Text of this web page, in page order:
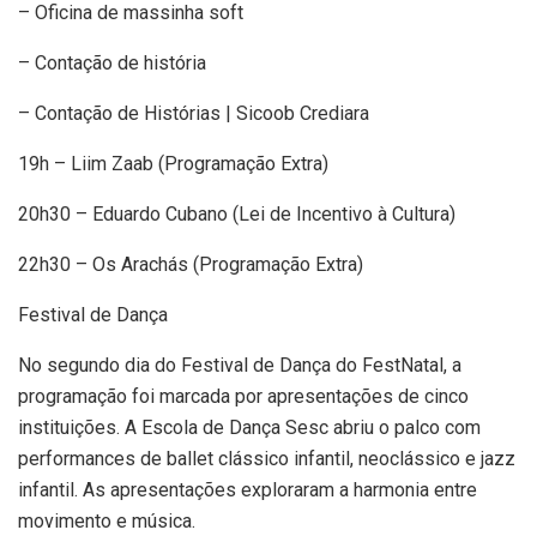
– Oficina de massinha soft
– Contação de história
– Contação de Histórias | Sicoob Crediara
19h – Liim Zaab (Programação Extra)
20h30 – Eduardo Cubano (Lei de Incentivo à Cultura)
22h30 – Os Arachás (Programação Extra)
Festival de Dança
No segundo dia do Festival de Dança do FestNatal, a
programação foi marcada por apresentações de cinco
instituições. A Escola de Dança Sesc abriu o palco com
performances de ballet clássico infantil, neoclássico e jazz
infantil. As apresentações exploraram a harmonia entre
movimento e música.